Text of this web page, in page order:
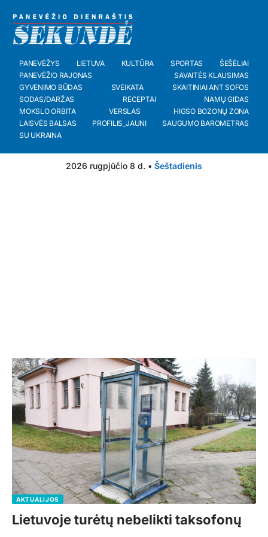
PANEVĖŽYS LIETUVA KULTŪRA SPORTAS
ŠEŠĖLIAI
PANEVĖŽIO RAJONAS
SAVAITĖS KLAUSIMAS
GYVENIMO BŪDAS
SVEIKATA
SKAITINIAI ANT SOFOS
SODAS/DARŽAS
RECEPTAI
NAMŲ GIDAS
MOKSLO ORBITA
VERSLAS
HIGSO BOZONŲ ZONA
LAISVĖS BALSAS
PROFILIS_JAUNI
SAUGUMO BAROMETRAS
SU UKRAINA
2026 rugpjūčio 8 d. • Šeštadienis
AKTUALIJOS
Lietuvoje turėtų nebelikti taksofonų